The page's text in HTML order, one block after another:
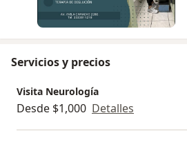
Servicios y precios
Visita Neurología
Desde $1,000 Detalles